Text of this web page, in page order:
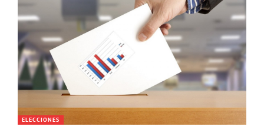
ELECCIONES